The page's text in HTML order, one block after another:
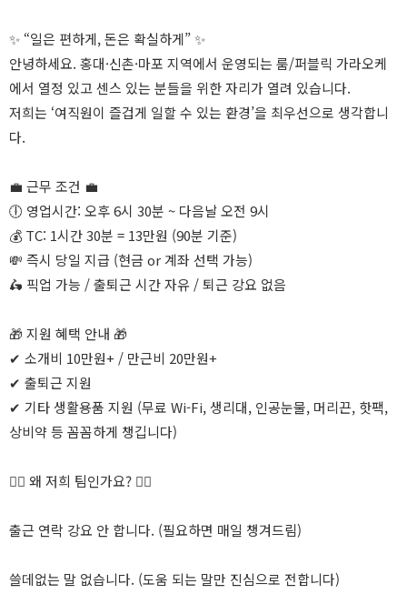
✨ “일은 편하게, 돈은 확실하게” ✨
안녕하세요. 홍대·신촌·마포 지역에서 운영되는 룸/퍼블릭 가라오케
에서 열정 있고 센스 있는 분들을 위한 자리가 열려 있습니다.
저희는 ‘여직원이 즐겁게 일할 수 있는 환경’을 최우선으로 생각합니
다.
💼 근무 조건 💼
🕕 영업시간: 오후 6시 30분 ~ 다음날 오전 9시
💰 TC: 1시간 30분 = 13만원 (90분 기준)
💸 즉시 당일 지급 (현금 or 계좌 선택 가능)
🛵 픽업 가능 / 출퇴근 시간 자유 / 퇴근 강요 없음
🎁 지원 혜택 안내 🎁
✔ 소개비 10만원+ / 만근비 20만원+
✔ 출퇴근 지원
✔ 기타 생활용품 지원 (무료 Wi-Fi, 생리대, 인공눈물, 머리끈, 핫팩,
상비약 등 꼼꼼하게 챙깁니다)
🙋‍♀️ 왜 저희 팀인가요? 🙋‍♂️
출근 연락 강요 안 합니다. (필요하면 매일 챙겨드림)
쓸데없는 말 없습니다. (도움 되는 말만 진심으로 전합니다)